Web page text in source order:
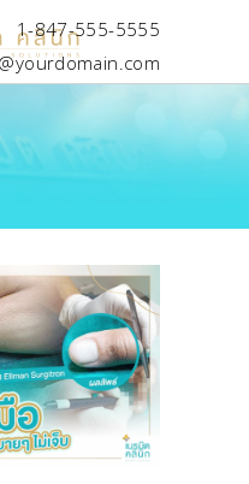
1-847-555-5555